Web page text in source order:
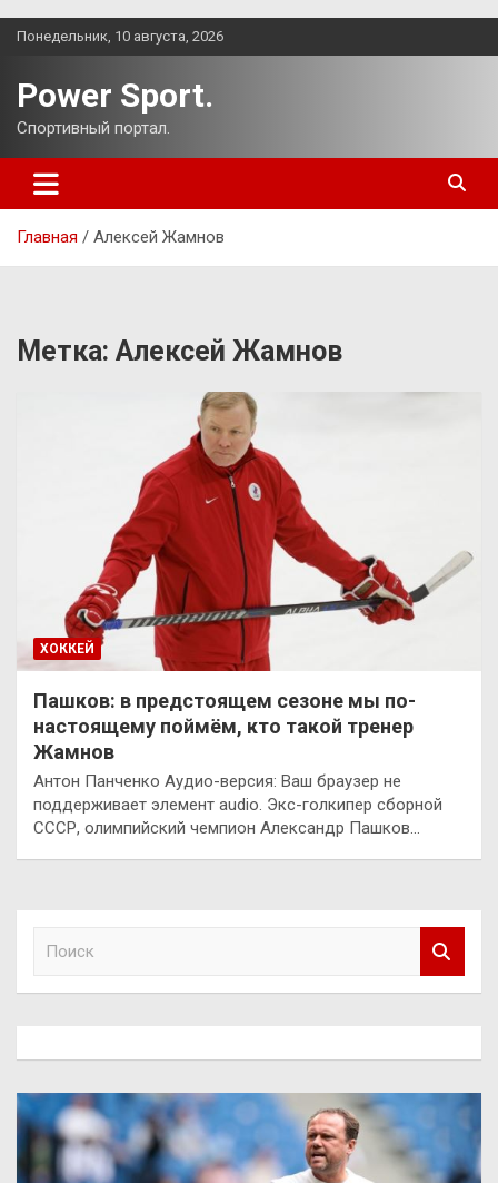
Перейти
Понедельник, 10 августа, 2026
Power Sport.
Спортивный портал.
Главная Алексей Жамнов
Метка: Алексей Жамнов
ХОККЕЙ
Пашков: в предстоящем сезоне мы по-
настоящему поймём, кто такой тренер
Жамнов
Антон Панченко Аудио-версия: Ваш браузер не
поддерживает элемент audio. Экс-голкипер сборной
СССР, олимпийский чемпион Александр Пашков…